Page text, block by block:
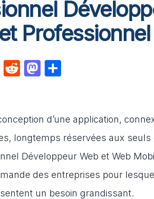
Professionnel
E
l
R
di
t
M
o
d
o
n
g
er
d’une application,
longtemps réservées aux
Développeur Web et Web
des entreprises pour
un besoin grandissant.